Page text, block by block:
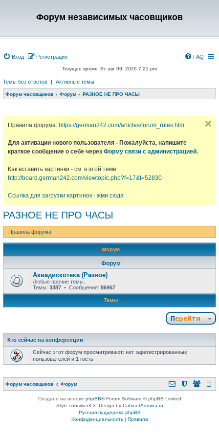
Форум независимых часовщиков
Вход Регистрация FAQ
Текущее время: Вс авг 09, 2026 7:21 pm
Темы без ответов | Активные темы
Форум часовщиков Форум РАЗНОЕ НЕ ПРО ЧАСЫ
Правила форума: https://german242.com/articles/forum_rules.htm
Для активации нового пользователя - Пожалуйста, напишите
краткое сообщение о себе через Форму связи с администрацией.
Как вставить картинки - см. в этой теме
http://board.german242.com/viewtopic.php?f=17&t=52830
Ссылка для загрузки картинок - жми сюда
РАЗНОЕ НЕ ПРО ЧАСЫ
Правила форума
Форум
Форум
Аквадискотека (Разное)
Любые прочие темы.
Темы: 3387 • Сообщения: 86967
Темы
Перейти
Кто сейчас на конференции
Сейчас этот форум просматривают: нет зарегистрированных
пользователей и 1 гость
Форум часовщиков Форум
Создано на основе phpBB® Forum Software © phpBB Limited
Style subsilver3.3. Design by CabinetAdmina.ru
Русская поддержка phpBB
Конфиденциальность| Правила